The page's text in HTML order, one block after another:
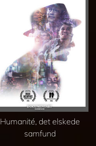
Humanité, det elskede
samfund